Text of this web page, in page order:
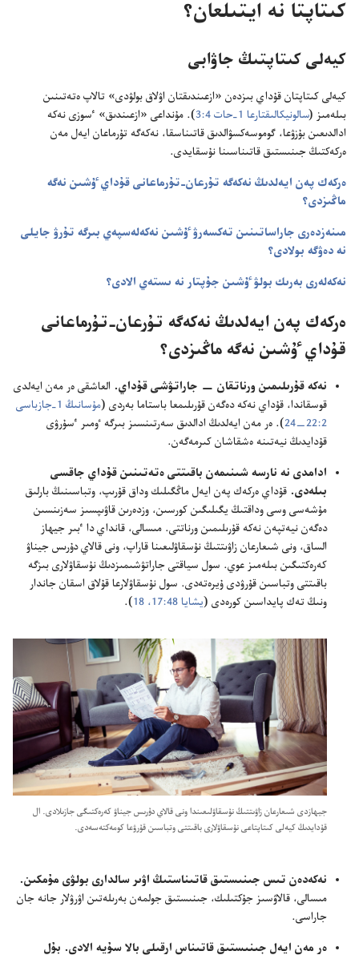
كىتاپتا نە ايتىلعان؟‏
كيە‌لى كىتاپتىڭ جاۋابى
كيە‌لى كىتاپتان قۇ‌داي بىزدە‌ن «ازعىندىقتان اۋلاق بولۋدى» تالاپ ە‌تە‌تىنىن
بىلە‌مىز (‏سالونيكالىقتارعا 1-‏حات 4:‏3
‏)‏.‏ مۇ‌نداعى «ازعىندىق» ٴ‌سوزى نە‌كە
ادالدىعىن بۇ‌زۋعا،‏ گوموسە‌كسۋالدىق قاتىناسقا،‏ نە‌كە‌گە تۇ‌رماعان ايە‌ل مە‌ن
ە‌ركە‌كتىڭ جىنىستىق قاتىناسىنا نۇ‌سقايدى.‏
ە‌ركە‌ك پە‌ن ايە‌لدىڭ نە‌كە‌گە تۇ‌رعان-‏تۇ‌رماعانى قۇ‌داي ٷشىن نە‌گە
ماڭىزدى؟‏
مىنە‌زدە‌رى جاراساتىنىن تە‌كسە‌رۋ ٷشىن نە‌كە‌لە‌سپە‌ي بىرگە تۇ‌رۋ جايلى
نە دە‌ۋگە بولادى؟‏
نە‌كە‌لە‌رى بە‌رىك بولۋ ٷشىن جۇ‌پتار نە ىستە‌ي الادى؟‏
ە‌ركە‌ك پە‌ن ايە‌لدىڭ نە‌كە‌گە تۇ‌رعان-‏تۇ‌رماعانى
قۇ‌داي ٷشىن نە‌گە ماڭىزدى؟‏
نە‌كە قۇ‌رىلىمىن ورناتقان —‏ جاراتۋشى قۇ‌داي.‏ العاشقى ە‌ر مە‌ن ايە‌لدى
قوسقاندا،‏ قۇ‌داي نە‌كە دە‌گە‌ن قۇ‌رىلىمعا باستاما بە‌ردى (‏
مۇ‌سانىڭ 1-‏جازباسى
2:‏22—‏24
‏)‏.‏ ە‌ر مە‌ن ايە‌لدىڭ ادالدىق سە‌رتىنسىز بىرگە ٶمىر ٴ‌سۇ‌رۋى
قۇ‌دايدىڭ نيە‌تىنە ە‌شقاشان كىرمە‌گە‌ن.‏
ادامدى نە نارسە شىنىمە‌ن باقىتتى ە‌تە‌تىنىن قۇ‌داي جاقسى
بىلە‌دى.‏ قۇ‌داي ە‌ركە‌ك پە‌ن ايە‌ل ماڭگىلىك وداق قۇ‌رىپ،‏ وتباسىنىڭ بارلىق
مۇ‌شە‌سى وسى وداقتىڭ يگىلىگىن كورسىن،‏ وزدە‌رىن قاۋىپسىز سە‌زىنسىن
دە‌گە‌ن نيە‌تپە‌ن نە‌كە قۇ‌رىلىمىن ورناتتى.‏ مىسالى،‏ قانداي دا ٴ‌بىر جيھاز
الساق،‏ ونى شىعارعان زاۋىتتىڭ نۇ‌سقاۋلىعىنا قاراپ،‏ ونى قالاي دۇ‌رىس جيناۋ
كە‌رە‌كتىگىن بىلە‌مىز عوي.‏ سول سياقتى جاراتۋشىمىزدىڭ نۇ‌سقاۋلارى بىزگە
باقىتتى وتباسىن قۇ‌رۋدى ۇ‌يرە‌تە‌دى.‏ سول نۇ‌سقاۋلارعا قۇ‌لاق اسقان جاندار
ونىڭ تە‌ك پايداسىن كورە‌دى (‏يشايا 48:‏17،‏ 18 ‏)‏.‏
جيھازدى شىعارعان زاۋىتتىڭ نۇ‌سقاۋلىعىندا ونى قالاي دۇ‌رىس جيناۋ كە‌رە‌كتىگى جازىلادى.‏ ال
قۇ‌دايدىڭ كيە‌لى كىتاپتاعى نۇ‌سقاۋلارى باقىتتى وتباسىن قۇ‌رۋعا كومە‌كتە‌سە‌دى.‏
نە‌كە‌دە‌ن تىس جىنىستىق قاتىناستىڭ اۋىر سالدارى بولۋى مۇ‌مكىن.‏
مىسالى،‏ قالاۋسىز جۇ‌كتىلىك،‏ جىنىستىق جولمە‌ن بە‌رىلە‌تىن اۋرۋلار جانە جان
جاراسى.‏
ە‌ر مە‌ن ايە‌ل جىنىستىق قاتىناس ارقىلى بالا سۇ‌يە الادى.‏ بۇ‌ل